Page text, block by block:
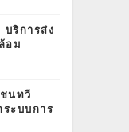
ริการส่ง
อม
นทวี
ะบบการ